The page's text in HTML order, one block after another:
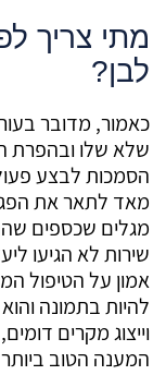
מתי צריך
לבן?
כאמור, מדובר
שלא שלו ובהפרת
הסמכות לבצע
מאד לתאר את
מגלים שכספים
שירות לא הגיעו
אמון על הטיפול
להיות בתמונה והוא
וייצוג מקרים
המענה הטוב